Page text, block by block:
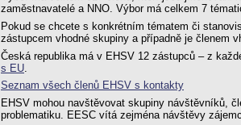
zaměstnavatelé a NNO. Výbor má celkem 7
Pokud se chcete s konkrétním tématem či
zástupcem vhodné skupiny a případně je členem
Česká republika má v EHSV 12 zástupců – z
s EU
Seznam všech členů EHSV s kontakty
EHSV mohou navštěvovat skupiny návštěvníků,
problematiku. EESC vítá zejména návštěvy